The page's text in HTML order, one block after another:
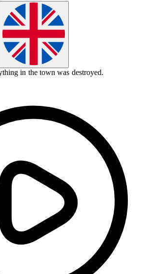
in the town was destroyed.